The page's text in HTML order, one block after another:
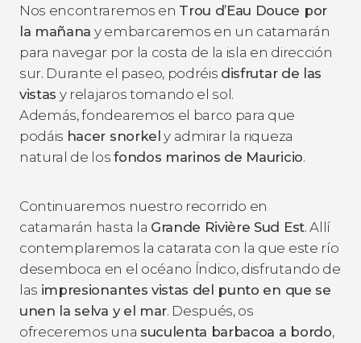
Nos encontraremos en Trou d’Eau Douce por
la mañana y embarcaremos en un catamarán
para navegar por la costa de la isla en dirección
sur. Durante el paseo, podréis disfrutar de las
vistas y relajaros tomando el sol.
Además, fondearemos el barco para que
podáis hacer snorkel y admirar la riqueza
natural de losfondos marinos de Mauricio.
Continuaremos nuestro recorrido en
catamarán hasta la Grande Rivière Sud Est. Allí
contemplaremos la catarata con la que este río
desemboca en el océano Índico, disfrutando de
las impresionantes vistas del punto en que se
unen la selva y el mar. Después, os
ofreceremos una suculenta barbacoa a bordo,